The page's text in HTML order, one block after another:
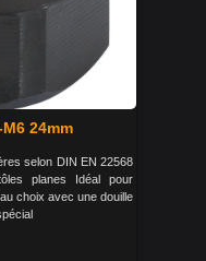
24mm
selon DIN EN 22568
planes Idéal pour
choix avec une douille